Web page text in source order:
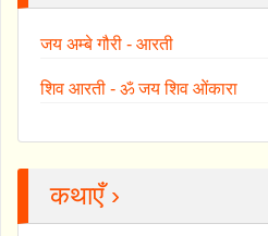
जय अम्बे गौरी - आरती
शिव आरती - ॐ जय शिव ओंकारा
कथाएँ ›